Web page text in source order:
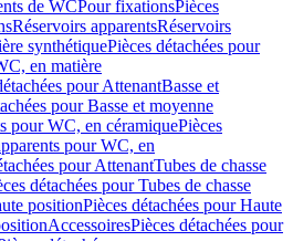
de WCPour fixationsPièces
Réservoirs apparentsRéservoirs
synthétiquePièces détachées pour
en matière
pour AttenantBasse et
pour Basse et moyenne
pour WC, en céramiquePièces
pour WC, en
pour AttenantTubes de chasse
détachées pour Tubes de chasse
positionPièces détachées pour Haute
AccessoiresPièces détachées pour